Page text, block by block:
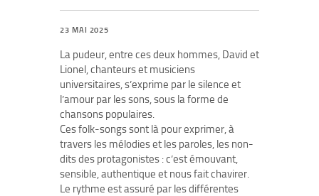
23 MAI 2025
La pudeur, entre ces deux hommes, David et
Lionel, chanteurs et musiciens
universitaires, s’exprime par le silence et
l’amour par les sons, sous la forme de
chansons populaires.
Ces folk-songs sont là pour exprimer, à
travers les mélodies et les paroles, les non-
dits des protagonistes : c’est émouvant,
sensible, authentique et nous fait chavirer.
Le rythme est assuré par les différentes